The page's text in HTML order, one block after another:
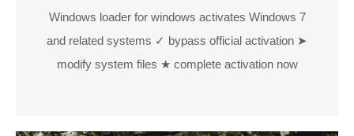
Windows loader for windows activates Windows 7
and related systems ✓ bypass official activation ➤
modify system files ★ complete activation now